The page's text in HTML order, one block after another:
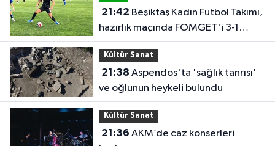
21:42
hazırlık maçında FOMGET'i 3-1
mağlup etti
Kültür Sanat
21:38
ve oğlunun heykeli bulundu
Kültür Sanat
21:36